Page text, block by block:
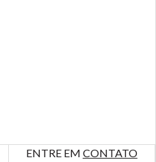
ENTRE EM CONTATO